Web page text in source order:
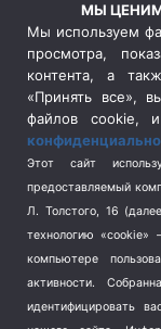
Сельское
Социальная
Спецоперация в
Спецоперация на
Спорт (740)
Терроризм (1)
Транспорт (262)
Туризм (178)
Флот (76)
МЫ
Мы используем
просмотра,
контента, а
«Принять все»,
файлов cookie,
Этот сайт
предоставляемый
Л. Толстого, 16
технологию
компьютере
активности.
идентифицировать